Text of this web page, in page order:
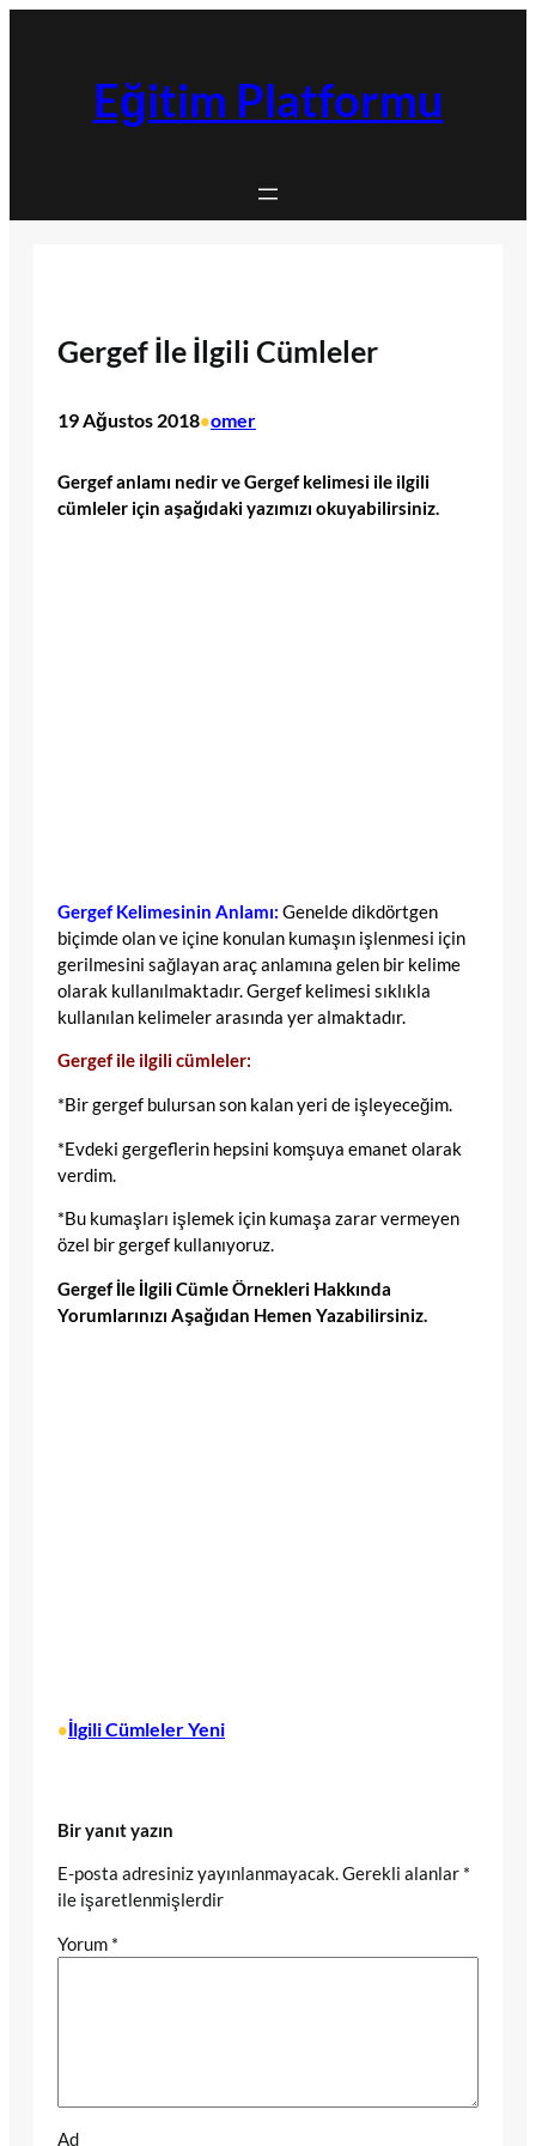
Eğitim Platformu
Gergef İle İlgili Cümleler
19 Ağustos 2018•omer
Gergef anlamı nedir ve Gergef kelimesi ile ilgili
cümleler için aşağıdaki yazımızı okuyabilirsiniz.
Gergef Kelimesinin Anlamı: Genelde dikdörtgen
biçimde olan ve içine konulan kumaşın işlenmesi için
gerilmesini sağlayan araç anlamına gelen bir kelime
olarak kullanılmaktadır. Gergef kelimesi sıklıkla
kullanılan kelimeler arasında yer almaktadır.
Gergef ile ilgili cümleler:
*Bir gergef bulursan son kalan yeri de işleyeceğim.
*Evdeki gergeflerin hepsini komşuya emanet olarak
verdim.
*Bu kumaşları işlemek için kumaşa zarar vermeyen
özel bir gergef kullanıyoruz.
Gergef İle İlgili Cümle Örnekleri Hakkında
Yorumlarınızı Aşağıdan Hemen Yazabilirsiniz.
•İlgili Cümleler Yeni
Bir yanıt yazın
E-posta adresiniz yayınlanmayacak.Gerekli alanlar *
ile işaretlenmişlerdir
Yorum *
Ad